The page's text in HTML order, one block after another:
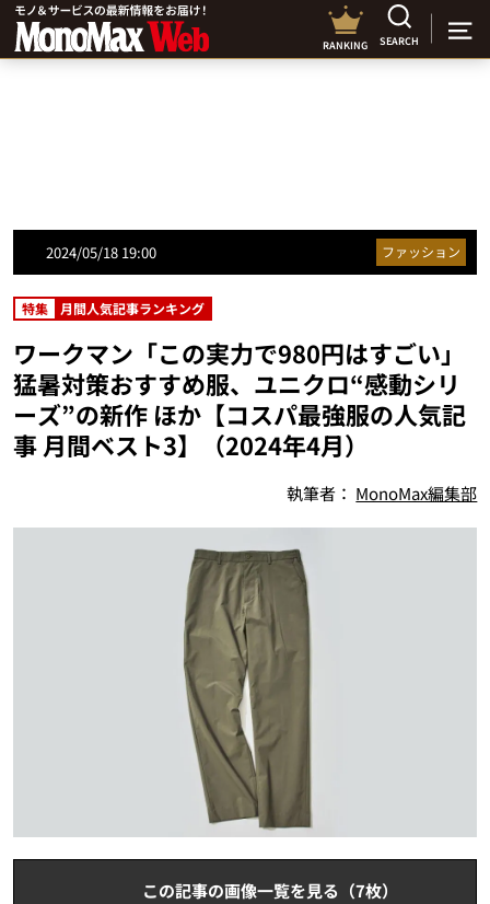
RANKING SEARCH
2024/05/18 19:00 ファッション
特集 月間人気記事ランキング
ワークマン「この実力で980円はすごい」
猛暑対策おすすめ服、ユニクロ“感動シリ
ーズ”の新作 ほか【コスパ最強服の人気記
事 月間ベスト3】（2024年4月）
執筆者： MonoMax編集部
この記事の画像一覧を見る（7枚）